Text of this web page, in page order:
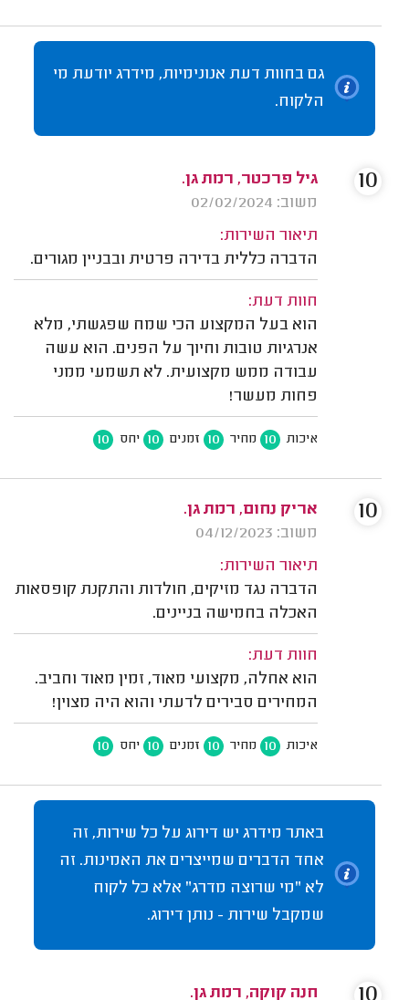
גם בחוות דעת אנונימיות, מידרג יודעת מי
הלקוח.
גיל פרכטר, רמת גן.
משוב: 02/02/2024
תיאור השירות:
הדברה כללית בדירה פרטית ובבניין מגורים.
חוות דעת:
הוא בעל המקצוע הכי שמח שפגשתי, מלא
אנרגיות טובות וחיוך על הפנים. הוא עשה
עבודה ממש מקצועית. לא תשמעי ממני
פחות מעשר!
איכות 10 מחיר 10 זמנים 10 יחס 10
10
אריק נחום, רמת גן.
משוב: 04/12/2023
תיאור השירות:
הדברה נגד מזיקים, חולדות והתקנת קופסאות
האכלה בחמישה בניינים.
חוות דעת:
הוא אחלה, מקצועי מאוד, זמין מאוד וחביב.
המחירים סבירים לדעתי והוא היה מצוין!
איכות 10 מחיר 10 זמנים 10 יחס 10
10
באתר מידרג יש דירוג על כל שירות, זה
אחד הדברים שמייצרים את האמינות. זה
לא "מי שרוצה מדרג" אלא כל לקוח
שמקבל שירות - נותן דירוג.
חנה קוקה, רמת גן.